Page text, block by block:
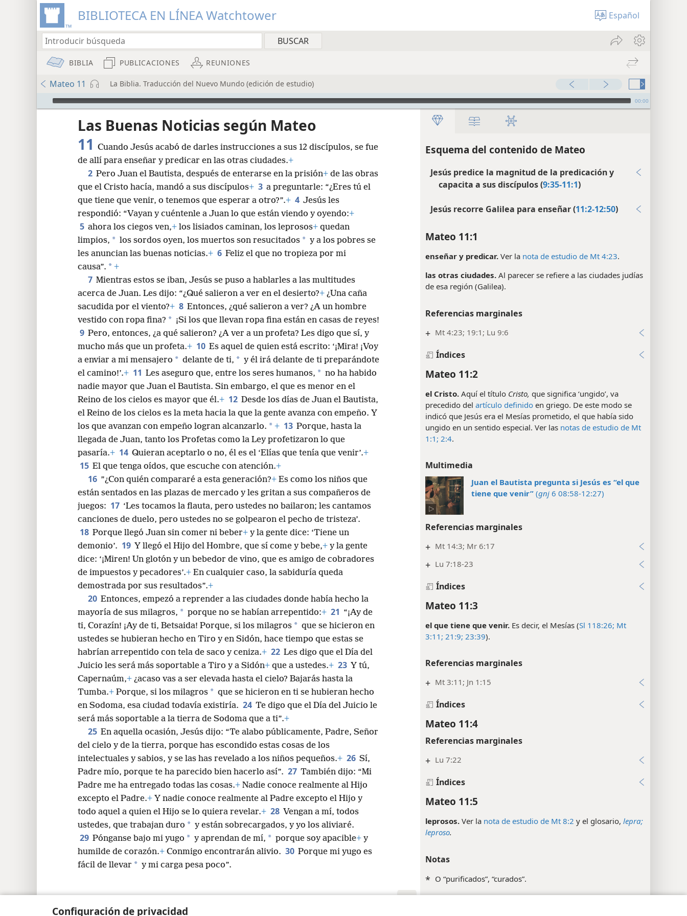
Configuración de privacidad
BIBLIOTECA EN LÍNEA Watchtower Español
BIBLIA PUBLICACIONES REUNIONES
Mateo 11 La Biblia. Traducción del Nuevo Mundo (edición de estudio)
Audio Player 00:00
Esquema del contenido de Mateo
Jesús predice la magnitud de la predicación y
capacita a sus discípulos (9:35-11:1)
Jesús recorre Galilea para enseñar (11:2-12:50)
Mateo 11:1
enseñar y predicar. Ver la nota de estudio de Mt 4:23.
las otras ciudades. Al parecer se refiere a las ciudades judías
de esa región (Galilea).
Referencias marginales
+ Mt 4:23; 19:1; Lu 9:6
Índices
Mateo 11:2
el Cristo. Aquí el título Cristo, que significa ‘ungido’, va
precedido del artículo definido en griego. De este modo se
indicó que Jesús era el Mesías prometido, el que había sido
ungido en un sentido especial. Ver las notas de estudio de Mt
1:1; 2:4.
Multimedia
Juan el Bautista pregunta si Jesús es “el que
tiene que venir” (gnj 6 08:58-12:27)
Referencias marginales
+ Mt 14:3; Mr 6:17
+ Lu 7:18-23
Índices
Mateo 11:3
el que tiene que venir. Es decir, el Mesías (Sl 118:26; Mt
3:11; 21:9; 23:39).
Referencias marginales
+ Mt 3:11; Jn 1:15
Índices
Mateo 11:4
Referencias marginales
+ Lu 7:22
Índices
Mateo 11:5
leprosos. Ver la nota de estudio de Mt 8:2 y el glosario, lepra;
leproso.
Notas
* O “purificados”, “curados”.
* Lit. “levantados”.
Las Buenas Noticias según Mateo
11 Cuando Jesús acabó de darles instrucciones a sus 12 discípulos, se fue
de allí para enseñar y predicar en las otras ciudades.+
2 Pero Juan el Bautista, después de enterarse en la prisión+ de las obras
que el Cristo hacía, mandó a sus discípulos+ 3 a preguntarle: “¿Eres tú el
que tiene que venir, o tenemos que esperar a otro?”.+ 4 Jesús les
respondió: “Vayan y cuéntenle a Juan lo que están viendo y oyendo:+
5 ahora los ciegos ven,+ los lisiados caminan, los leprosos+ quedan
limpios, * los sordos oyen, los muertos son resucitados * y a los pobres se
les anuncian las buenas noticias.+ 6 Feliz el que no tropieza por mi
causa”. * +
7 Mientras estos se iban, Jesús se puso a hablarles a las multitudes
acerca de Juan. Les dijo: “¿Qué salieron a ver en el desierto?+ ¿Una caña
sacudida por el viento?+ 8 Entonces, ¿qué salieron a ver? ¿A un hombre
vestido con ropa fina? * ¡Si los que llevan ropa fina están en casas de reyes!
9 Pero, entonces, ¿a qué salieron? ¿A ver a un profeta? Les digo que sí, y
mucho más que un profeta.+ 10 Es aquel de quien está escrito: ‘¡Mira! ¡Voy
a enviar a mi mensajero * delante de ti, * y él irá delante de ti preparándote
el camino!’.+ 11 Les aseguro que, entre los seres humanos, * no ha habido
nadie mayor que Juan el Bautista. Sin embargo, el que es menor en el
Reino de los cielos es mayor que él.+ 12 Desde los días de Juan el Bautista,
el Reino de los cielos es la meta hacia la que la gente avanza con empeño. Y
los que avanzan con empeño logran alcanzarlo. * + 13 Porque, hasta la
llegada de Juan, tanto los Profetas como la Ley profetizaron lo que
pasaría.+ 14 Quieran aceptarlo o no, él es el ‘Elías que tenía que venir’.+
15 El que tenga oídos, que escuche con atención.+
16 ”¿Con quién compararé a esta generación?+ Es como los niños que
están sentados en las plazas de mercado y les gritan a sus compañeros de
juegos: 17 ‘Les tocamos la flauta, pero ustedes no bailaron; les cantamos
canciones de duelo, pero ustedes no se golpearon el pecho de tristeza’.
18 Porque llegó Juan sin comer ni beber+ y la gente dice: ‘Tiene un
demonio’. 19 Y llegó el Hijo del Hombre, que sí come y bebe,+ y la gente
dice: ‘¡Miren! Un glotón y un bebedor de vino, que es amigo de cobradores
de impuestos y pecadores’.+ En cualquier caso, la sabiduría queda
demostrada por sus resultados”.+
20 Entonces, empezó a reprender a las ciudades donde había hecho la
mayoría de sus milagros, * porque no se habían arrepentido:+ 21 “¡Ay de
ti, Corazín! ¡Ay de ti, Betsaida! Porque, si los milagros * que se hicieron en
ustedes se hubieran hecho en Tiro y en Sidón, hace tiempo que estas se
habrían arrepentido con tela de saco y ceniza.+ 22 Les digo que el Día del
Juicio les será más soportable a Tiro y a Sidón+ que a ustedes.+ 23 Y tú,
Capernaúm,+ ¿acaso vas a ser elevada hasta el cielo? Bajarás hasta la
Tumba.+ Porque, si los milagros * que se hicieron en ti se hubieran hecho
en Sodoma, esa ciudad todavía existiría. 24 Te digo que el Día del Juicio le
será más soportable a la tierra de Sodoma que a ti”.+
25 En aquella ocasión, Jesús dijo: “Te alabo públicamente, Padre, Señor
del cielo y de la tierra, porque has escondido estas cosas de los
intelectuales y sabios, y se las has revelado a los niños pequeños.+ 26 Sí,
Padre mío, porque te ha parecido bien hacerlo así”. 27 También dijo: “Mi
Padre me ha entregado todas las cosas.+ Nadie conoce realmente al Hijo
excepto el Padre.+ Y nadie conoce realmente al Padre excepto el Hijo y
todo aquel a quien el Hijo se lo quiera revelar.+ 28 Vengan a mí, todos
ustedes, que trabajan duro * y están sobrecargados, y yo los aliviaré.
29 Pónganse bajo mi yugo * y aprendan de mí, * porque soy apacible+ y
humilde de corazón.+ Conmigo encontrarán alivio. 30 Porque mi yugo es
fácil de llevar * y mi carga pesa poco”.